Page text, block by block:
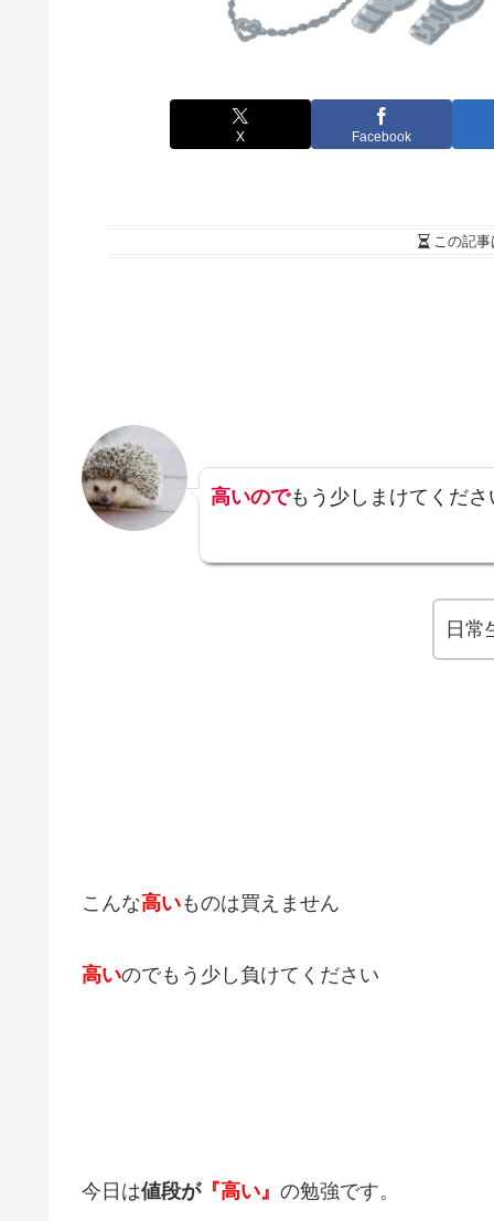
X Facebook
この記事
高いのでもう少しまけてくださ
日常
こんな高いものは買えません
高いのでもう少し負けてください
今日は値段が『高い』 の勉強です。